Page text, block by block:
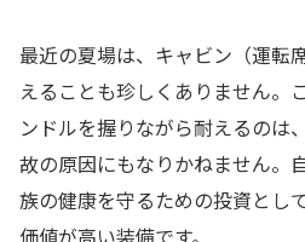
最近の夏場は、キャビン（運転
えることも珍しくありません。
ンドルを握りながら耐えるのは
故の原因にもなりかねません。
族の健康を守るための投資とし
価値が高い装備です。